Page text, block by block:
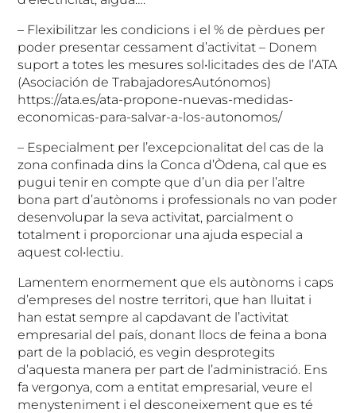
– Flexibilitzar les condicions i el % de pèrdues per
poder presentar cessament d’activitat – Donem
suport a totes les mesures sol•licitades des de l’ATA
(Asociación de TrabajadoresAutónomos)
https://ata.es/ata-propone-nuevas-medidas-
economicas-para-salvar-a-los-autonomos/
– Especialment per l’excepcionalitat del cas de la
zona confinada dins la Conca d’Òdena, cal que es
pugui tenir en compte que d’un dia per l’altre
bona part d’autònoms i professionals no van poder
desenvolupar la seva activitat, parcialment o
totalment i proporcionar una ajuda especial a
aquest col•lectiu.
Lamentem enormement que els autònoms i caps
d’empreses del nostre territori, que han lluitat i
han estat sempre al capdavant de l’activitat
empresarial del país, donant llocs de feina a bona
part de la població, es vegin desprotegits
d’aquesta manera per part de l’administració. Ens
fa vergonya, com a entitat empresarial, veure el
menysteniment i el desconeixement que es té